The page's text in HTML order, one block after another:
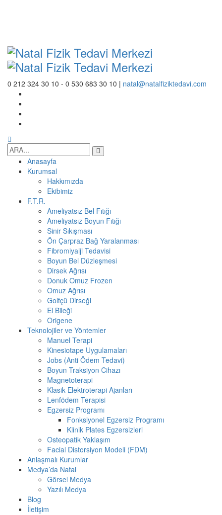
0 212 324 30 10 - 0 530 683 30 10 | natal@natalfiziktedavi.com
Anasayfa
Kurumsal
Hakkımızda
Ekibimiz
F.T.R.
Ameliyatsız Bel Fıtığı
Ameliyatsız Boyun Fıtığı
Sinir Sıkışması
Ön Çarpraz Bağ Yaralanması
Fibromiyalji Tedavisi
Boyun Bel Düzleşmesi
Dirsek Ağrısı
Donuk Omuz Frozen
Omuz Ağrısı
Golfçü Dirseği
El Bileği
Origene
Teknolojiler ve Yöntemler
Manuel Terapi
Kinesiotape Uygulamaları
Jobs (Anti Ödem Tedavi)
Boyun Traksiyon Cihazı
Magnetoterapi
Klasik Elektroterapi Ajanları
Lenfödem Terapisi
Egzersiz Programı
Fonksiyonel Egzersiz Programı
Klinik Plates Egzersizleri
Osteopatik Yaklaşım
Facial Distorsiyon Modeli (FDM)
Anlaşmalı Kurumlar
Medya’da Natal
Görsel Medya
Yazılı Medya
Blog
İletişim